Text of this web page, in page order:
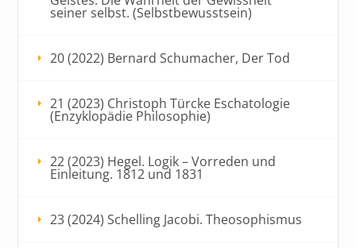
seiner selbst. (Selbstbewusstsein)
20 (2022) Bernard Schumacher, Der Tod
21 (2023) Christoph Türcke Eschatologie
(Enzyklopädie Philosophie)
22 (2023) Hegel. Logik – Vorreden und
Einleitung. 1812 und 1831
23 (2024) Schelling Jacobi. Theosophismus